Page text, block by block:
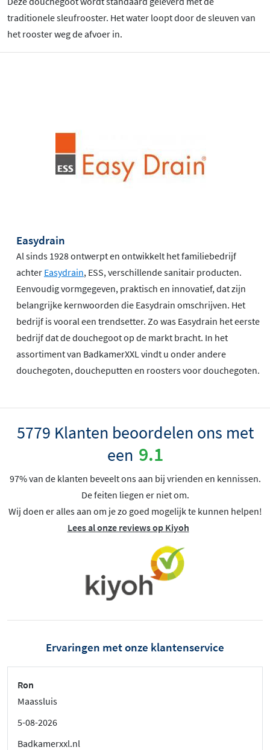
traditionele sleufrooster. Het water loopt door de sleuven van
het rooster weg de afvoer in.
Easydrain
Al sinds 1928 ontwerpt en ontwikkelt het familiebedrijf
achter Easydrain, ESS, verschillende sanitair producten.
Eenvoudig vormgegeven, praktisch en innovatief, dat zijn
belangrijke kernwoorden die Easydrain omschrijven. Het
bedrijf is vooral een trendsetter. Zo was Easydrain het eerste
bedrijf dat de douchegoot op de markt bracht. In het
assortiment van BadkamerXXL vindt u onder andere
douchegoten, doucheputten en roosters voor douchegoten.
5779 Klanten beoordelen ons met
een 9.1
97% van de klanten beveelt ons aan bij vrienden en kennissen.
De feiten liegen er niet om.
Wij doen er alles aan om je zo goed mogelijk te kunnen helpen!
Lees al onze reviews op Kiyoh
Ervaringen met onze klantenservice
Ron
Maassluis
5-08-2026
Badkamerxxl.nl